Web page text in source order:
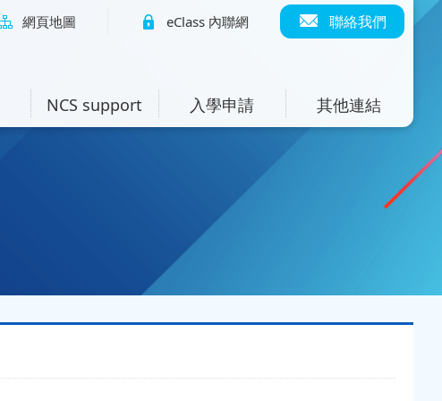
聯絡我們
網頁地圖 eClass 內聯網
NCS support 入學申請 其他連結